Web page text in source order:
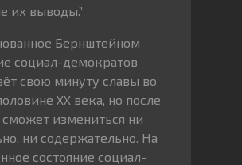
их выводы.”
Бернштейном
социал-демократов
свою минуту славы во
XX века, но после
сможет измениться ни
ни содержательно. На
состояние социал-